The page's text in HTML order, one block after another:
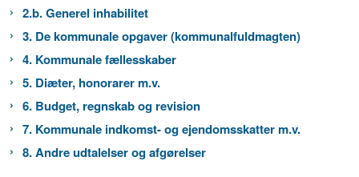
2.b. Generel inhabilitet
3. De kommunale opgaver (kommunalfuldmagten)
4. Kommunale fællesskaber
5. Diæter, honorarer m.v.
6. Budget, regnskab og revision
7. Kommunale indkomst- og ejendomsskatter m.v.
8. Andre udtalelser og afgørelser